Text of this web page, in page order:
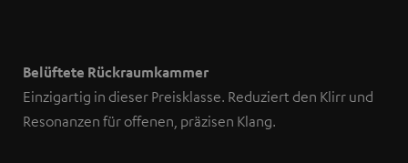
Belüftete Rückraumkammer
Einzigartig in dieser Preisklasse. Reduziert den Klirr und
Resonanzen für offenen, präzisen Klang.